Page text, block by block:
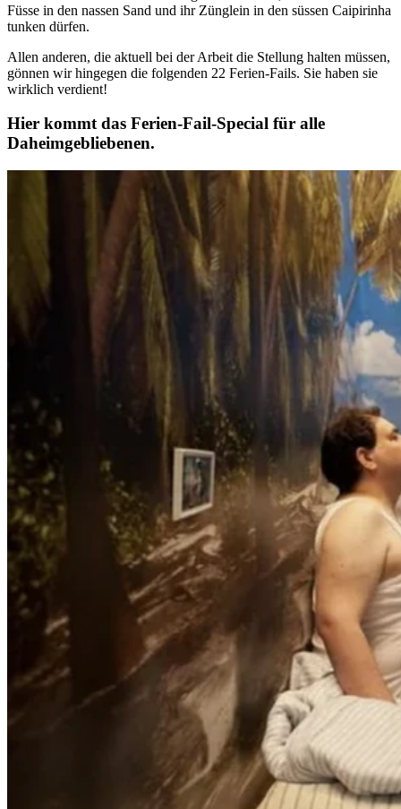
Füsse in den nassen Sand und ihr Zünglein in den süssen Caipirinha
tunken dürfen.
Allen anderen, die aktuell bei der Arbeit die Stellung halten müssen,
gönnen wir hingegen die folgenden 22 Ferien-Fails. Sie haben sie
wirklich verdient!
Hier kommt das Ferien-Fail-Special für alle
Daheimgebliebenen.